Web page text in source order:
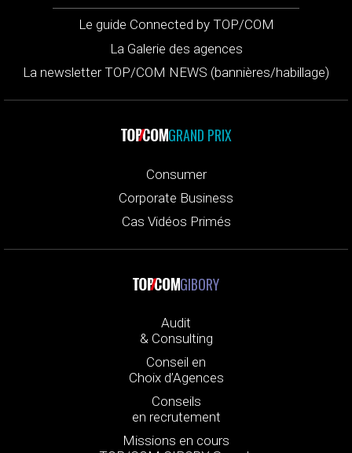
Le guide Connected by TOP/COM
La Galerie des agences
La newsletter TOP/COM NEWS (bannières/habillage)
GRAND PRIX
Consumer
Corporate Business
Cas Vidéos Primés
GIBORY
Audit
& Consulting
Conseil en
Choix d’Agences
Conseils
en recrutement
Missions en cours